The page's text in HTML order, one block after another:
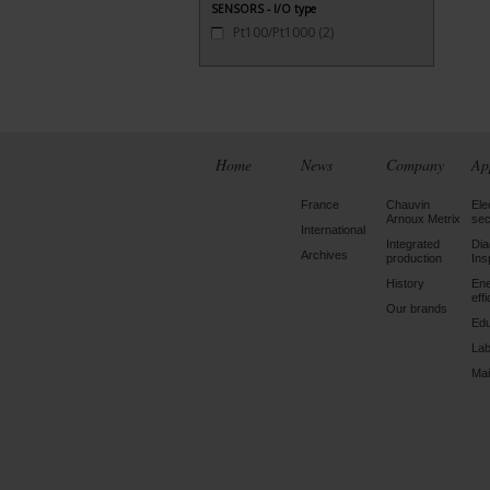
SENSORS - I/O type
Pt100/Pt1000 (2)
Home News
France
International
Archives
Company
Chauvin
Arnoux Metrix
Integrated
production
History
Our brands